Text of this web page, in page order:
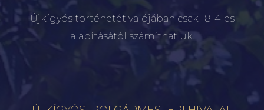
Újkígyós történetét valójában csak 1814-es
alapításától számíthatjuk.